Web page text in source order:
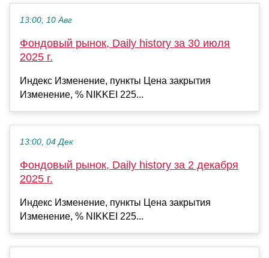
13:00, 10 Авг
Фондовый рынок, Daily history за 30 июля
2025 г.
Индекс Изменение, пункты Цена закрытия
Изменение, % NIKKEI 225...
13:00, 04 Дек
Фондовый рынок, Daily history за 2 декабря
2025 г.
Индекс Изменение, пункты Цена закрытия
Изменение, % NIKKEI 225...